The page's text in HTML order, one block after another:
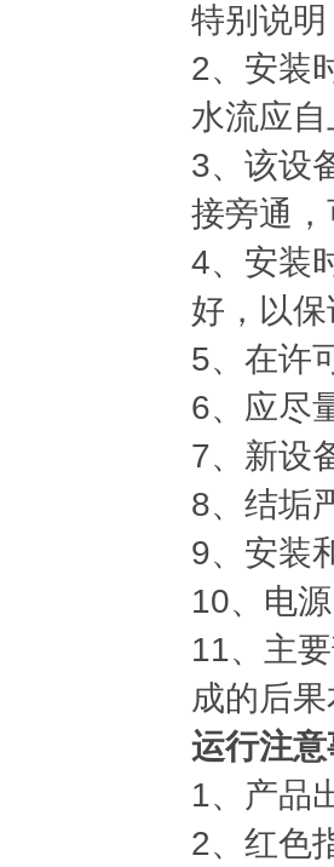
特别说
2、安装
水流应
3、该设
接旁通
4、安装
好，以
5、在许
6、应尽
7、新设
8、结垢
9、安装
10、电
11、主
成的后
运行注
1、产品
2、红色